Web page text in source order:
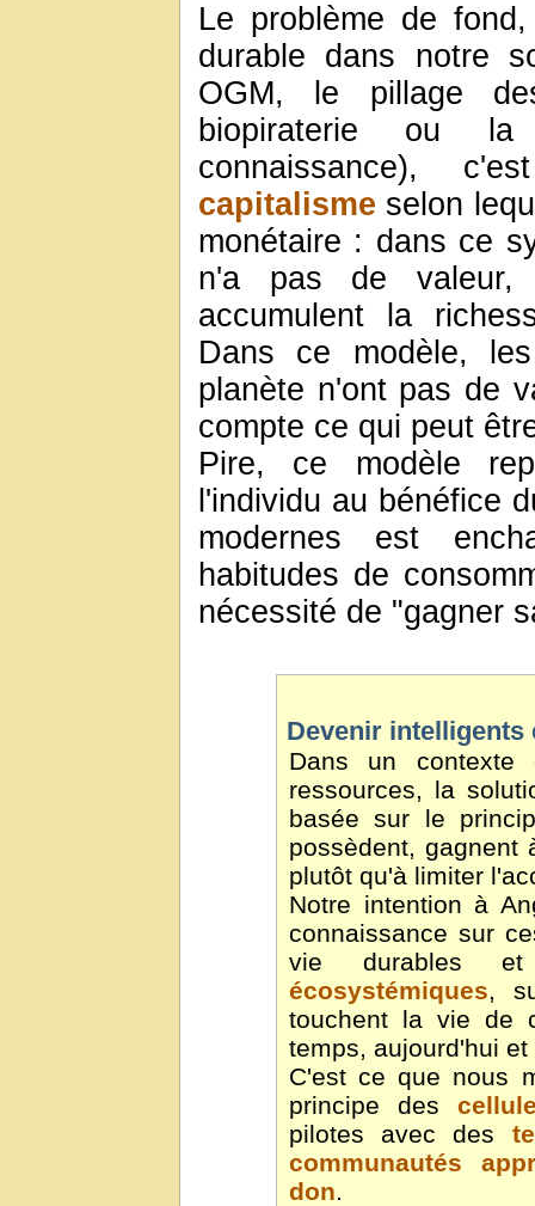
Le problème de
durable dans notre
OGM, le pillage
biopiraterie ou la
connaissance),
capitalisme selon
monétaire : dans ce
n'a pas de
accumulent la
Dans ce modèle,
planète n'ont pas de
compte ce qui peut
Pire, ce modèle
l'individu au bénéfice
modernes est
habitudes de
nécessité de "gagner
Devenir intelligents
Dans un
ressources, la
basée sur le
possèdent, gagnent
plutôt qu'à limiter
Notre intention à
connaissance sur
vie durables
écosystémiques,
touchent la vie de
temps, aujourd'hui et
C'est ce que nous
principe des
pilotes avec des
communautés
don.